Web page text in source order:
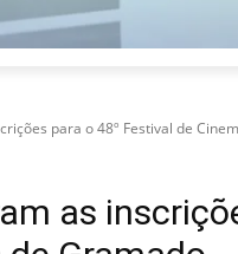
para o 48º Festival de
as